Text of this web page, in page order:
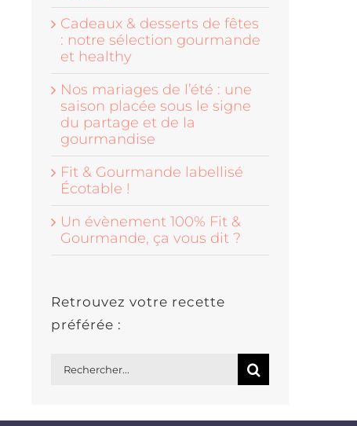
Cadeaux & desserts de fêtes
: notre sélection gourmande
et healthy
Nos mariages de l’été : une
saison placée sous le signe
du partage et de la
gourmandise
Fit & Gourmande labellisé
Écotable !
Un évènement 100% Fit &
Gourmande, ça vous dit ?
Retrouvez votre recette
préférée :